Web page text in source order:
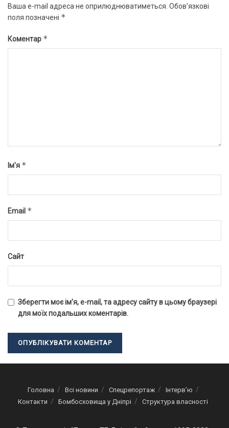
Ваша e-mail адреса не оприлюднюватиметься. Обов’язкові
поля позначені *
Коментар *
Ім'я *
Email *
Сайт
Зберегти моє ім'я, e-mail, та адресу сайту в цьому браузері
для моїх подальших коментарів.
Головна Всі новини Спецрепортаж
Інтерв’ю
Контакти
Бомбосховища у Дніпрі Структура власності